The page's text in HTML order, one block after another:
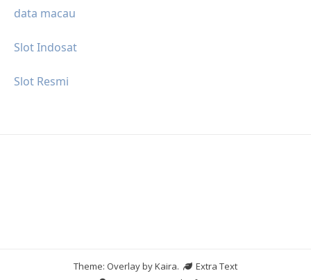
data macau
Slot Indosat
Slot Resmi
Theme: Overlay byKaira.
Extra Text